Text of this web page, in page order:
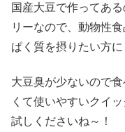
国産大豆で作ってあ
リーなので、動物性
ぱく質を摂りたい方に
大豆臭が少ないので
くて使いやすいクイ
試しくださいね～！